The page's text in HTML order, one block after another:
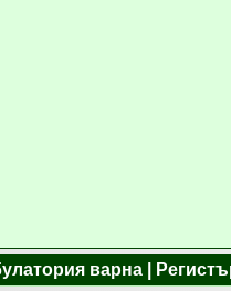
варна |